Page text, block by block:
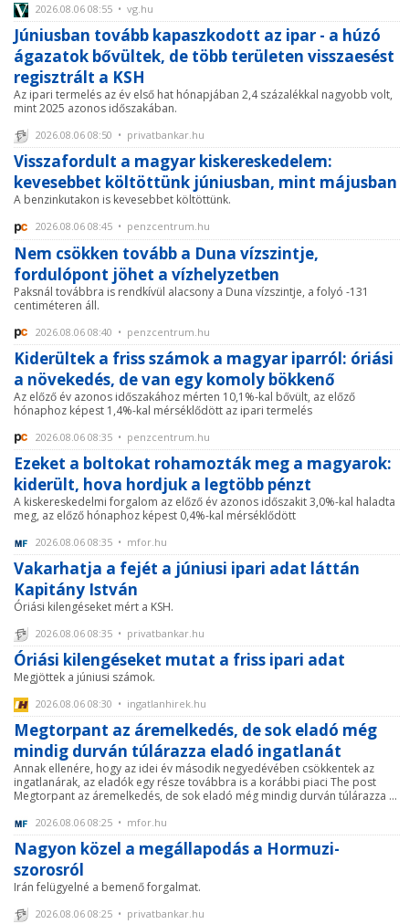
2026.08.06 08:55 • vg.hu
Júniusban tovább kapaszkodott az ipar - a húzó
ágazatok bővültek, de több területen visszaesést
regisztrált a KSH
Az ipari termelés az év első hat hónapjában 2,4 százalékkal nagyobb volt,
mint 2025 azonos időszakában.
2026.08.06 08:50 • privatbankar.hu
Visszafordult a magyar kiskereskedelem:
kevesebbet költöttünk júniusban, mint májusban
A benzinkutakon is kevesebbet költöttünk.
2026.08.06 08:45 • penzcentrum.hu
Nem csökken tovább a Duna vízszintje,
fordulópont jöhet a vízhelyzetben
Paksnál továbbra is rendkívül alacsony a Duna vízszintje, a folyó -131
centiméteren áll.
2026.08.06 08:40 • penzcentrum.hu
Kiderültek a friss számok a magyar iparról: óriási
a növekedés, de van egy komoly bökkenő
Az előző év azonos időszakához mérten 10,1%-kal bővült, az előző
hónaphoz képest 1,4%-kal mérséklődött az ipari termelés
2026.08.06 08:35 • penzcentrum.hu
Ezeket a boltokat rohamozták meg a magyarok:
kiderült, hova hordjuk a legtöbb pénzt
A kiskereskedelmi forgalom az előző év azonos időszakit 3,0%-kal haladta
meg, az előző hónaphoz képest 0,4%-kal mérséklődött
2026.08.06 08:35 • mfor.hu
Vakarhatja a fejét a júniusi ipari adat láttán
Kapitány István
Óriási kilengéseket mért a KSH.
2026.08.06 08:35 • privatbankar.hu
Óriási kilengéseket mutat a friss ipari adat
Megjöttek a júniusi számok.
2026.08.06 08:30 • ingatlanhirek.hu
Megtorpant az áremelkedés, de sok eladó még
mindig durván túlárazza eladó ingatlanát
Annak ellenére, hogy az idei év második negyedévében csökkentek az
ingatlanárak, az eladók egy része továbbra is a korábbi piaci The post
Megtorpant az áremelkedés, de sok eladó még mindig durván túlárazza ...
2026.08.06 08:25 • mfor.hu
Nagyon közel a megállapodás a Hormuzi-
szorosról
Irán felügyelné a bemenő forgalmat.
2026.08.06 08:25 • privatbankar.hu